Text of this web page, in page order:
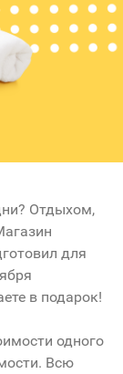
Отдыхом,
для
в подарок!
одного
Всю